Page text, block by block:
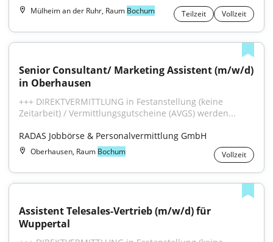
Mülheim an der Ruhr, Raum Bochum Teilzeit Vollzeit
Senior Consultant/ Marketing Assistent (m/w/d)
in Oberhausen
+++ DIREKTVERMITTLUNG in Festanstellung (keine
Zeitarbeit) / Vermittlungsgutscheine (AVGS) werden...
RADAS Jobbörse & Personalvermittlung GmbH
Oberhausen, Raum Bochum Vollzeit
Assistent Telesales-Vertrieb (m/w/d) für
Wuppertal